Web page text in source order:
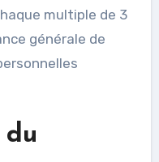
multiple de 3
générale de